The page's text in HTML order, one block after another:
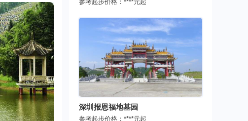
参考起步价格： ****元起
深圳报恩福地墓园
参考起步价格： ****元起